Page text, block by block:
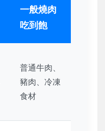
一般燒肉
吃到飽
普通牛肉、
豬肉、冷凍
食材